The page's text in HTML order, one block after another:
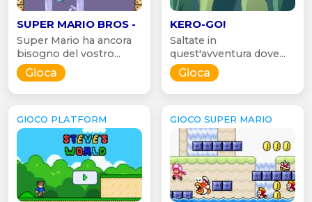
SUPER MARIO BROS -
Super Mario ha ancora
bisogno del vostro...
Gioca
KERO-GO!
Saltate in
quest'avventura dove...
Gioca
GIOCO PLATFORM GIOCO SUPER MARIO